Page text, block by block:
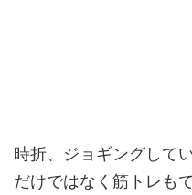
時折、ジョギングして
だけではなく筋トレも